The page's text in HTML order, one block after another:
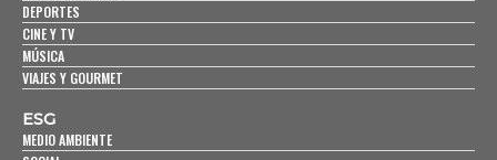
DEPORTES
CINE Y TV
MÚSICA
VIAJES Y GOURMET
ESG
MEDIO AMBIENTE